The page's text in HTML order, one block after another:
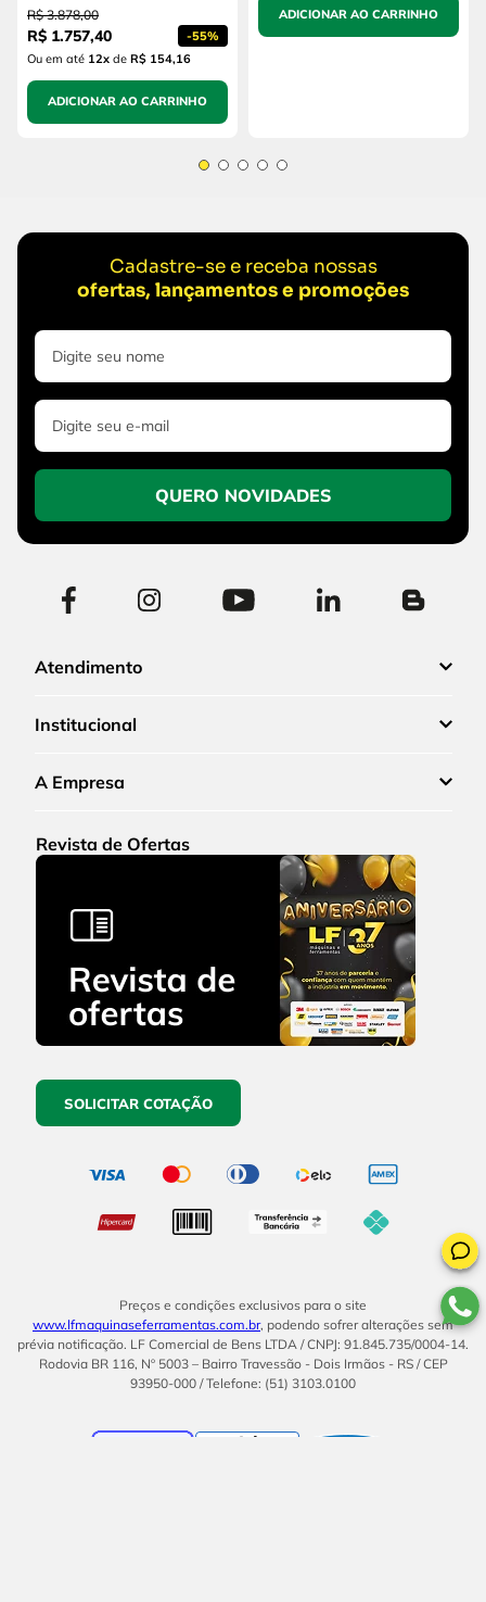
R$ 3.878,00
R$ 1.757,40 -55%
Ou em até 12x de R$ 154,16
ADICIONAR AO CARRINHO
ADICIONAR AO CARRINHO
Cadastre-se e receba nossas
ofertas, lançamentos e promoções
QUERO NOVIDADES
Atendimento
Institucional
A Empresa
Revista de Ofertas
SOLICITAR COTAÇÃO
Preços e condições exclusivos para o site
www.lfmaquinaseferramentas.com.br, podendo sofrer alterações sem
prévia notificação. LF Comercial de Bens LTDA / CNPJ: 91.845.735/0004-14.
Rodovia BR 116, Nº 5003 – Bairro Travessão - Dois Irmãos - RS / CEP
93950-000 / Telefone: (51) 3103.0100